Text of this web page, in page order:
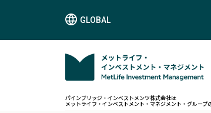
GLOBAL
パインブリッジ・インベストメンツ株式会社は
メットライフ・インベストメント・マネジメント・グループ